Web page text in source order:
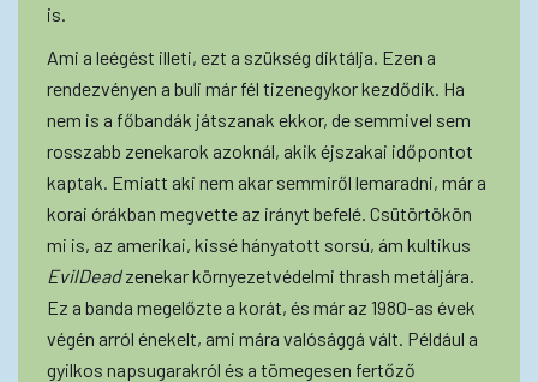
is.
Ami a leégést illeti, ezt a szükség diktálja. Ezen a
rendezvényen a buli már fél tizenegykor kezdődik. Ha
nem is a főbandák játszanak ekkor, de semmivel sem
rosszabb zenekarok azoknál, akik éjszakai időpontot
kaptak. Emiatt aki nem akar semmiről lemaradni, már a
korai órákban megvette az irányt befelé. Csütörtökön
mi is, az amerikai, kissé hányatott sorsú, ám kultikus
EvilDeadzenekar környezetvédelmi thrash metáljára.
Ez a banda megelőzte a korát, és már az 1980-as évek
végén arról énekelt, ami mára valósággá vált. Például a
gyilkos napsugarakról és a tömegesen fertőző